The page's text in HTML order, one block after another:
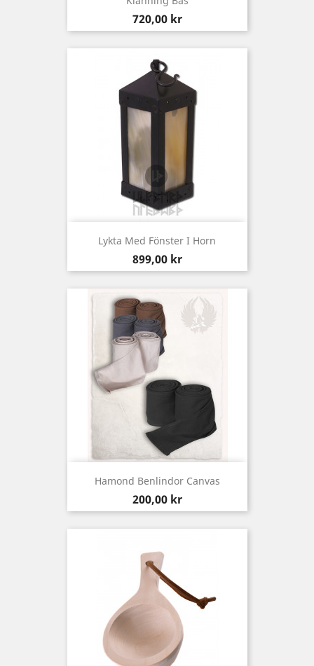
Pris
720,00 kr
Lykta Med Fönster I Horn
Pris
899,00 kr
Hamond Benlindor Canvas
Pris
200,00 kr